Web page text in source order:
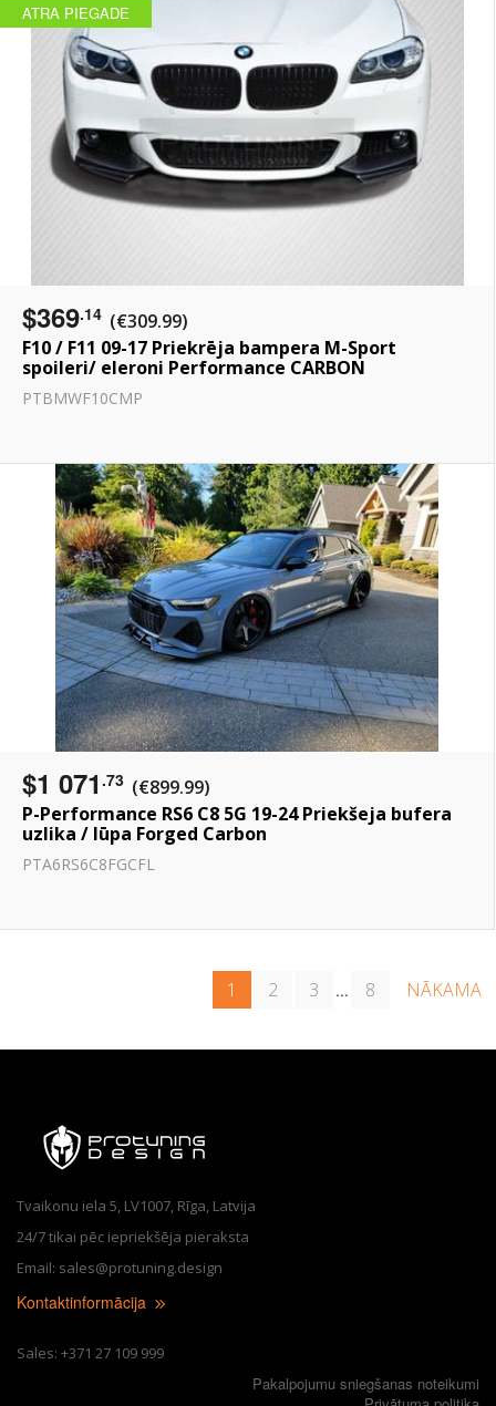
ATRA PIEGADE
$369.14 (€309.99)
F10 / F11 09-17 Priekrēja bampera M-Sport
spoileri/ eleroni Performance CARBON
PTBMWF10CMP
$1 071 .73 (€899.99)
P-Performance RS6 C8 5G 19-24 Priekšeja bufera
uzlika / lūpa Forged Carbon
PTA6RS6C8FGCFL
1 2 3 ... 8 NĀKAMA
Tvaikonu iela 5, LV1007, Rīga, Latvija
24/7 tikai pēc iepriekšēja pieraksta
Email: sales@protuning.design
Kontaktinformācija
Sales: +371 27 109 999
Pakalpojumu sniegšanas noteikumi